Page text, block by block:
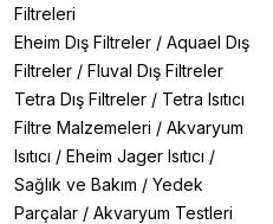
Filtreleri
Eheim Dış Filtreler / Aquael Dış
Filtreler / Fluval Dış Filtreler
Tetra Dış Filtreler / Tetra Isıtıcı
Filtre Malzemeleri / Akvaryum
Isıtıcı / Eheim Jager Isıtıcı /
Sağlık ve Bakım / Yedek
Parçalar / Akvaryum Testleri